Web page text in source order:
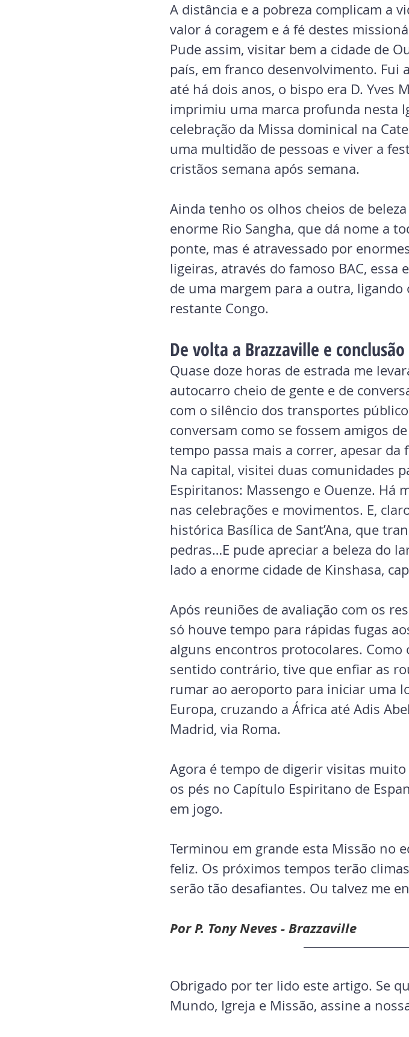
A distância e a pobreza complicam a
valor á coragem e á fé destes
Pude assim, visitar bem a cidade de
país, em franco desenvolvimento. Fui
até há dois anos, o bispo era D. Yves
imprimiu uma marca profunda nesta
celebração da Missa dominical na
uma multidão de pessoas e viver a
cristãos semana após semana.
Ainda tenho os olhos cheios de
enorme Rio Sangha, que dá nome a
ponte, mas é atravessado por
ligeiras, através do famoso BAC, essa
de uma margem para a outra,
restante Congo.
De volta a Brazzaville e
Quase doze horas de estrada me
autocarro cheio de gente e de
com o silêncio dos transportes
conversam como se fossem amigos
tempo passa mais a correr, apesar da
Na capital, visitei duas comunidades
Espiritanos: Massengo e Ouenze. Há
nas celebrações e movimentos. E,
histórica Basílica de Sant’Ana, que
pedras…E pude apreciar a beleza do
lado a enorme cidade de Kinshasa,
Após reuniões de avaliação com os
só houve tempo para rápidas fugas
alguns encontros protocolares. Como
sentido contrário, tive que enfiar as
rumar ao aeroporto para iniciar uma
Europa, cruzando a África até Adis
Madrid, via Roma.
Agora é tempo de digerir visitas
os pés no Capítulo Espiritano de
em jogo.
Terminou em grande esta Missão no
feliz. Os próximos tempos terão
serão tão desafiantes. Ou talvez me
Por P. Tony Neves - Brazzaville
Obrigado por ter lido este artigo. Se
Mundo, Igreja e Missão, assine a